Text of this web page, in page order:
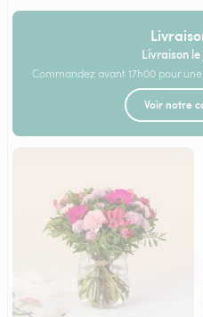
Livraison
Commandez avant 17h00 pour
Voir notre